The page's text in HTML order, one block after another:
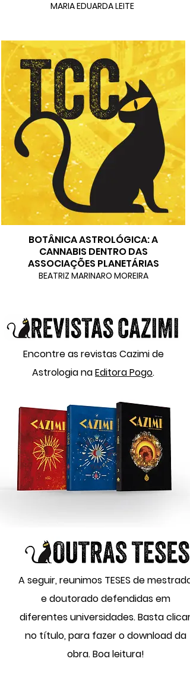
MARIA EDUARDA LEITE
BOTÂNICA ASTROLÓGICA: A
CANNABIS DENTRO DAS
ASSOCIAÇÕES PLANETÁRIAS
BEATRIZ MARINARO MOREIRA
Encontre as revistas Cazimi de
Astrologia naEditora Pogo.
A seguir, reunimos TESES de mestrado
e doutorado defendidas em
diferentes universidades.Basta clicar
no título, para fazer o download da
obra. Boa leitura!